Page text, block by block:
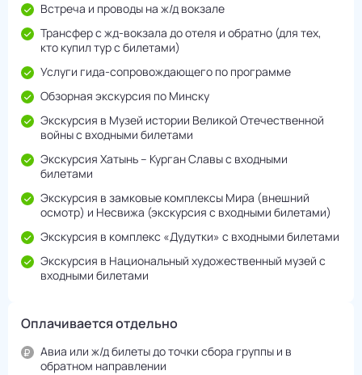
Встреча и проводы на ж/д вокзале
Трансфер с жд-вокзала до отеля и обратно (для тех,
кто купил тур с билетами)
Услуги гида-сопровождающего по программе
Обзорная экскурсия по Минску
Экскурсия в Музей истории Великой Отечественной
войны с входными билетами
Экскурсия Хатынь – Курган Славы с входными
билетами
Экскурсия в замковые комплексы Мира (внешний
осмотр) и Несвижа (экскурсия с входными билетами)
Экскурсия в комплекс «Дудутки» с входными билетами
Экскурсия в Национальный художественный музей с
входными билетами
Оплачивается отдельно
Авиа или ж/д билеты до точки сбора группы и в
обратном направлении